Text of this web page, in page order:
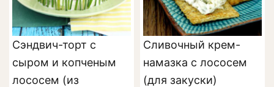
Сэндвич-торт с
сыром и копченым
лососем (из
Сливочный крем-
намазка с лососем
(для закуски)